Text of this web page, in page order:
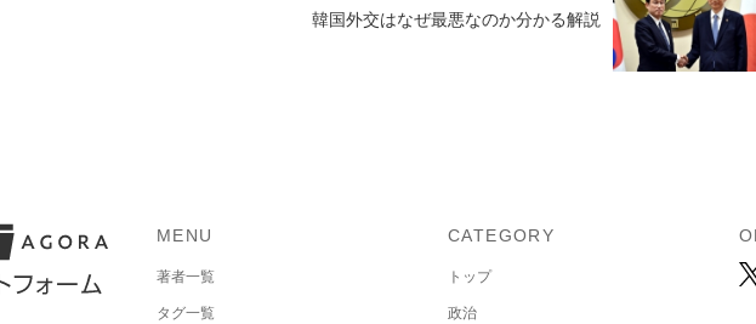
韓国外交はなぜ最悪なのか分かる解説
MENU
著者一覧
タグ一覧
CATEGORY
トップ
政治